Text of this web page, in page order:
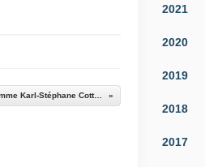
Lu dans la Presse : Le Figaro, La SGM nomme Karl-Stéphane Cottendin au BHV
2021
2020
2019
2018
2017